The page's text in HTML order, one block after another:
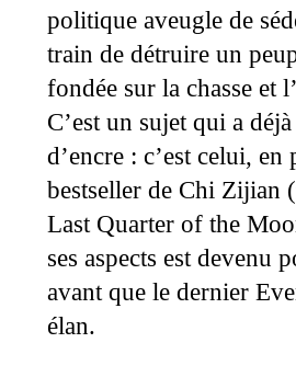
politique aveugle de
train de détruire un
fondée sur la chasse et
C’est un sujet qui a
d’encre : c’est celui,
bestseller de Chi Zijian (
Last Quarter of the
ses aspects est devenu
avant que le dernier
élan.